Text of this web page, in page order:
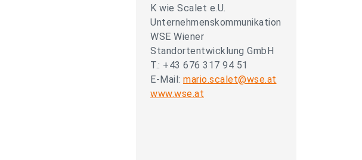
K wie Scalet e.U.
Unternehmenskommunikation
WSE Wiener
Standortentwicklung GmbH
T.: +43 676 317 94 51
E-Mail: mario.scalet@wse.at
www.wse.at